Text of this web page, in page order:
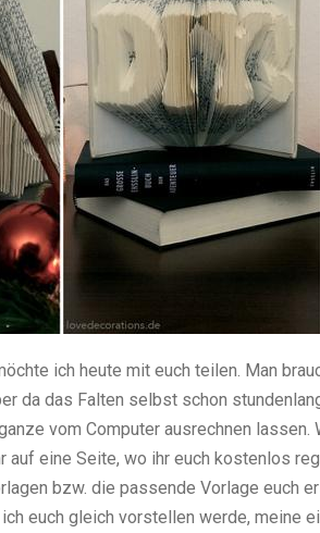
ich heute mit euch teilen. Man
da das Falten selbst schon
vom Computer ausrechnen lassen.
auf eine Seite, wo ihr euch kostenlos
bzw. die passende Vorlage euch
euch gleich vorstellen werde, meine